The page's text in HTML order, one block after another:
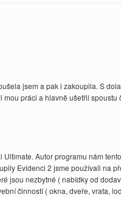
jsem a pak i zakoupila. S
práci a hlavně ušetřil
Autor programu nám
Evidenci 2 jsme používali na
jsou nezbytné ( nabídky od
činností ( okna, dveře, vrata,